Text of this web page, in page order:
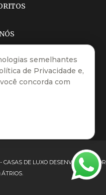
12
CASAS DE LUXO DESENVOLVIDO POR
ÁTRIOS.
semelhantes
de Privacidade e,
concorda com